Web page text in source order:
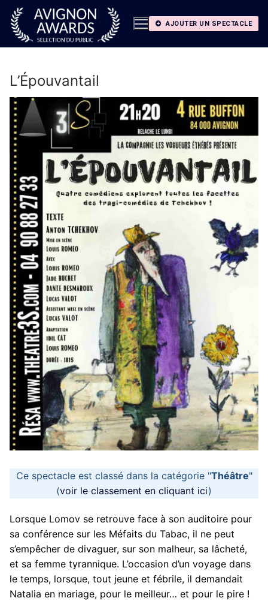
Aller
contenu
AJOUTER UN SPECTACLE
L’Épouvantail
Ce spectacle est classé dans la catégorie "Théâtre"
(voir le classement en cliquant ici)
Lorsque Lomov se retrouve face à son auditoire pour
sa conférence sur les Méfaits du Tabac, il ne peut
s’empêcher de divaguer, sur son malheur, sa lâcheté,
et sa femme tyrannique. L’occasion d’un voyage dans
le temps, lorsque, tout jeune et fébrile, il demandait
Natalia en mariage, pour le meilleur… et pour le pire !